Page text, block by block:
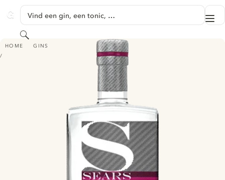
GINVENTORY
Vind een gin, een tonic, …
Zoeken
HOME GINS
SEARS CUTTING EDGE GIN